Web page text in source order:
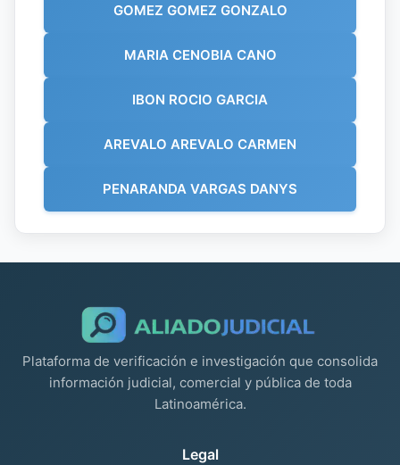
GOMEZ GOMEZ GONZALO
MARIA CENOBIA CANO
IBON ROCIO GARCIA
AREVALO AREVALO CARMEN
PENARANDA VARGAS DANYS
Plataforma de verificación e investigación que consolida
información judicial, comercial y pública de toda
Latinoamérica.
Legal